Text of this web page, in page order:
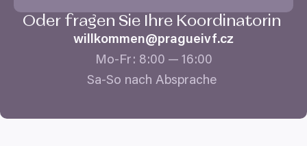
Oder fragen Sie Ihre Koordinatorin
willkommen@​pragueivf.​cz
Mo-Fr: 8:00 — 16:00
Sa-So nach Absprache